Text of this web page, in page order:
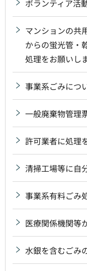
ボランティア活
マンションの共
からの蛍光管・
処理をお願いし
事業系ごみにつ
一般廃棄物管理
許可業者に処理
清掃工場等に自
事業系有料ごみ
医療関係機関等
水銀を含むごみ